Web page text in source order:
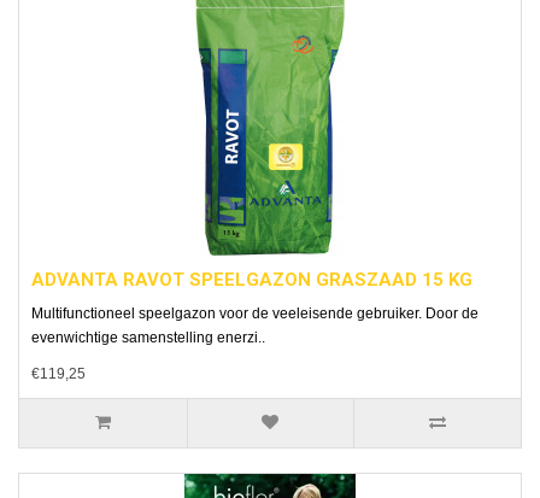
ADVANTA RAVOT SPEELGAZON GRASZAAD 15 KG
Multifunctioneel speelgazon voor de veeleisende gebruiker. Door de
evenwichtige samenstelling enerzi..
€119,25